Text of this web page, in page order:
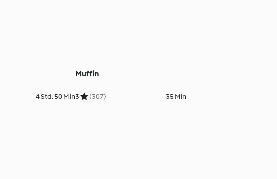
4 Std. 50 Min
Muffin
3 (307) 35 Min